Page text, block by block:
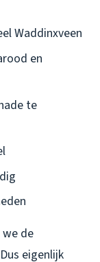
Waddinxveen
en
te
de
eigenlijk